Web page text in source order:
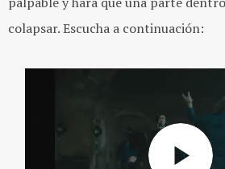
colapsar. Escucha a continuación: